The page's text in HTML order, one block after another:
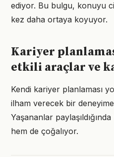
ediyor. Bu bulgu, konuyu
kez daha ortaya koyuyor.
Kariyer
etkili araçlar ve
Kendi kariyer planlaması
ilham verecek bir
Yaşananlar
hem de çoğalıyor.